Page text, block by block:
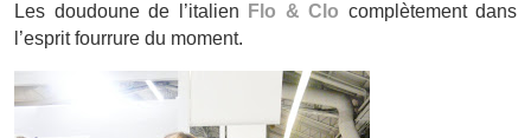
Les doudoune de l’italien Flo & Clo complètement dans
l’esprit fourrure du moment.